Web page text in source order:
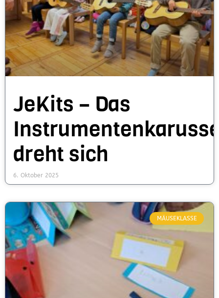
JeKits – Das
dreht sich
6. Oktober 2025
MÄUSEKLASSE